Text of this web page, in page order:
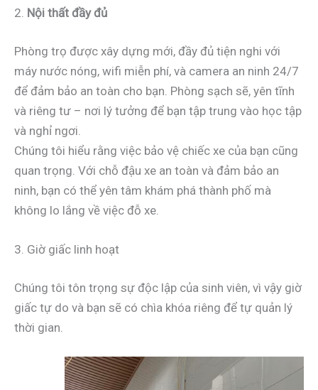
2. Nội thất đầy đủ
Phòng trọ được xây dựng mới, đầy đủ tiện nghi với
máy nước nóng, wifi miễn phí, và camera an ninh 24/7
để đảm bảo an toàn cho bạn. Phòng sạch sẽ, yên tĩnh
và riêng tư – nơi lý tưởng để bạn tập trung vào học tập
và nghỉ ngơi.
Chúng tôi hiểu rằng việc bảo vệ chiếc xe của bạn cũng
quan trọng. Với chỗ đậu xe an toàn và đảm bảo an
ninh, bạn có thể yên tâm khám phá thành phố mà
không lo lắng về việc đỗ xe.
3. Giờ giấc linh hoạt
Chúng tôi tôn trọng sự độc lập của sinh viên, vì vậy giờ
giấc tự do và bạn sẽ có chìa khóa riêng để tự quản lý
thời gian.